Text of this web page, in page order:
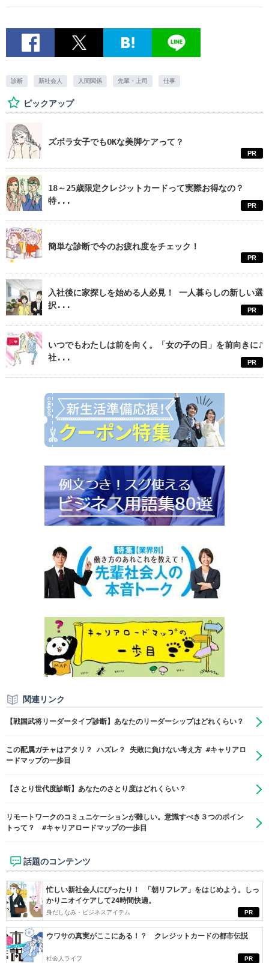
診断 新社会人 人間関係 先輩・上司 仕事
ピックアップ
ズボラ女子でもOKな美脚ケアって？
PR
18～25歳限定クレジットカードって実際お得なの？
特...
PR
簡単な診断で今のお疲れ度をチェック！
PR
入社後に家探しを始める人必見！ 一人暮らしの新しい選
択...
PR
いつでもわたしは前を向く。「女の子の日」を前向きに♪
社...
PR
関連リンク
【戦国武将リーダータイプ診断】あなたのリーダーシップはどれくらい？
この配属ガチャはアタリ？ ハズレ？ 失敗に負けない考え方 #キャリアロ
ードマップの一歩目
【さとり世代度診断】あなたのさとり度はどれくらい？
リモートワークのコミュニケーションが難しい。意識すべき３つのポイン
トって？ #キャリアロードマップの一歩目
話題のコンテンツ
PR
忙しい新社会人にぴったり！ 「朝リフレア」をはじめよう。しっ
かりニオイケアして24時間快適。
身だしなみ・ビジネスアイテム
PR
ウワサの真実がここにある！？ クレジットカードの都市伝説
社会人ライフ